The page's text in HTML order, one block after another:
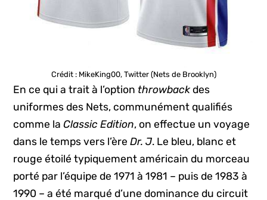
Crédit : MikeKing00, Twitter (Nets de Brooklyn)
En ce qui a trait à l’option throwbackdes
uniformes des Nets, communément qualifiés
comme laClassic Edition, on effectue un voyage
dans le temps vers l’èreDr. J. Le bleu, blanc et
rouge étoilé typiquement américain du morceau
porté par l’équipe de 1971 à 1981 – puis de 1983 à
1990 – a été marqué d’une dominance du circuit